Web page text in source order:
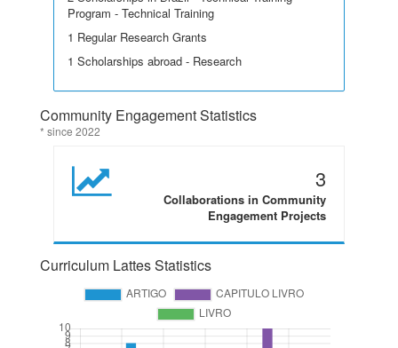
Program - Technical Training
1 Regular Research Grants
1 Scholarships abroad - Research
Community Engagement Statistics
* since 2022
3
Collaborations in Community
Engagement Projects
Curriculum Lattes Statistics